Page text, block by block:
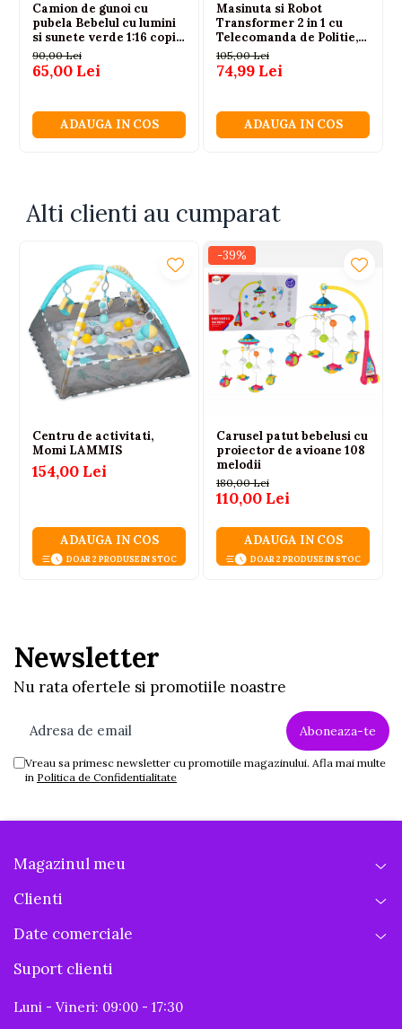
Camion de gunoi cu
pubela Bebelul cu lumini
si sunete verde 1:16 copii
3 ani+
90,00 Lei
65,00 Lei
ADAUGA IN COS
Masinuta si Robot
Transformer 2 in 1 cu
Telecomanda de Politie,
cu Lumini si Sunete, 3
ani+
105,00 Lei
74,99 Lei
ADAUGA IN COS
Alti clienti au cumparat
Centru de activitati,
Momi LAMMIS
154,00 Lei
ADAUGA IN COS
DOAR 2 PRODUSE IN STOC
-39%
Carusel patut bebelusi cu
proiector de avioane 108
melodii
180,00 Lei
110,00 Lei
ADAUGA IN COS
DOAR 2 PRODUSE IN STOC
Newsletter
Nu rata ofertele si promotiile noastre
Vreau sa primesc newsletter cu promotiile magazinului. Afla mai multe
in Politica de Confidentialitate
Magazinul meu
Clienti
Date comerciale
Suport clienti
Luni - Vineri: 09:00 - 17:30